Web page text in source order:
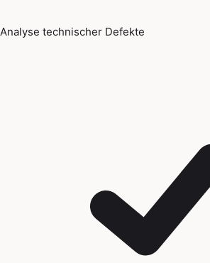
Analyse technischer Defekte